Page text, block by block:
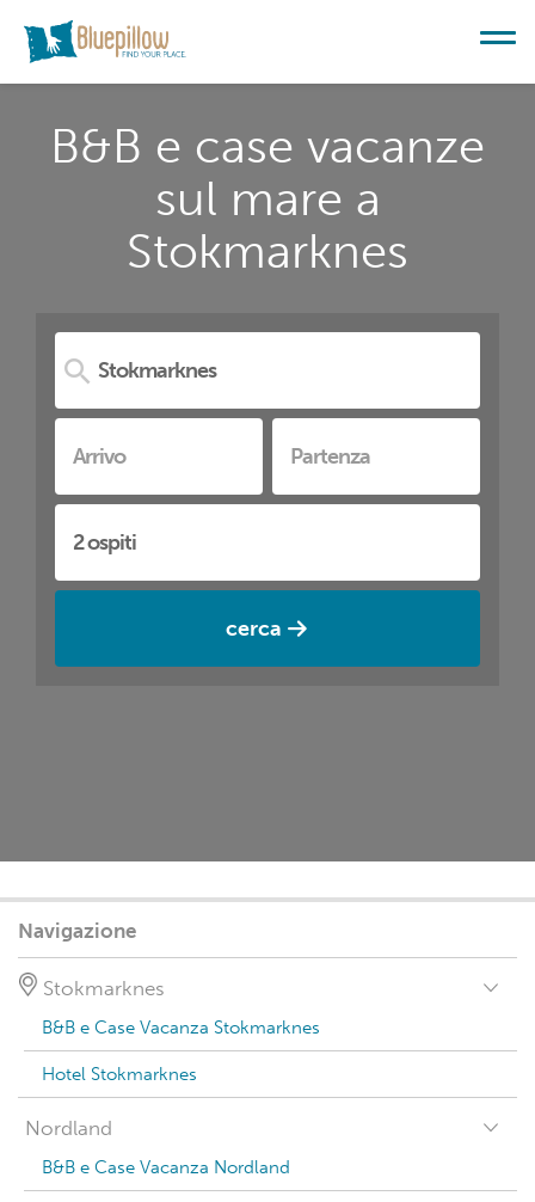
B&B e case vacanze
sul mare a
Stokmarknes
cerca
Navigazione
Stokmarknes
B&B e Case Vacanza Stokmarknes
Hotel Stokmarknes
Nordland
B&B e Case Vacanza Nordland